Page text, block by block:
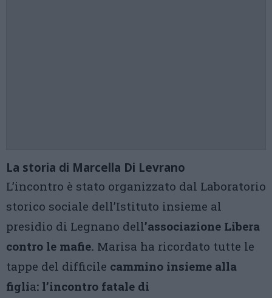
La storia di Marcella Di Levrano
L’incontro è stato organizzato dal Laboratorio
storico sociale dell’Istituto insieme al
presidio di Legnano dell’associazione Libera
contro le mafie. Marisa ha ricordato tutte le
tappe del difficile cammino insieme alla
figlia: l’incontro fatale di